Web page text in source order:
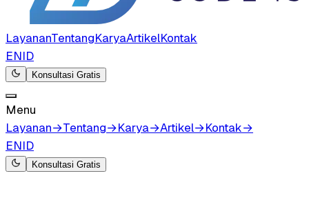
LayananTentangKaryaArtikelKontak
ENID
Konsultasi Gratis
Menu
Layanan→Tentang→Karya→Artikel→Kontak→
ENID
Konsultasi Gratis